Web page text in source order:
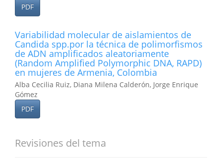
PDF
Variabilidad molecular de aislamientos de
Candida spp.por la técnica de polimorfismos
de ADN amplificados aleatoriamente
(Random Amplified Polymorphic DNA, RAPD)
en mujeres de Armenia, Colombia
Alba Cecilia Ruiz, Diana Milena Calderón, Jorge Enrique
Gómez
PDF
Revisiones del tema